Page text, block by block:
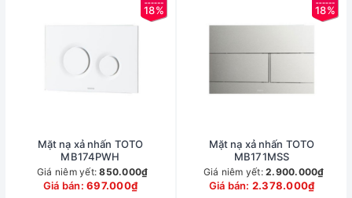
18%
Mặt nạ xả nhấn TOTO
MB174PWH
Giá niêm yết:850.000₫
Giá bán:697.000₫
18%
Mặt nạ xả nhấn TOTO
MB171MSS
Giá niêm yết: 2.900.000₫
Giá bán: 2.378.000₫